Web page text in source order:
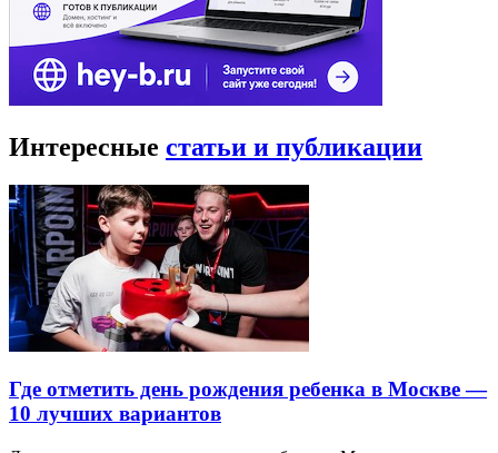
Интересные статьи и публикации
Где отметить день рождения ребенка в Москве —
10 лучших вариантов